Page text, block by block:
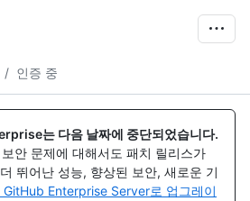
/ 인증 중
는 다음 날짜에 중단되었습니다.
안 문제에 대해서도 패치 릴리스가
뛰어난 성능, 향상된 보안, 새로운 기
GitHub Enterprise Server로 업그레이